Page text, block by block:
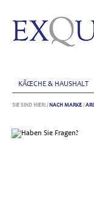
KÃŒCHE & HAUSHALT
SIE SIND HIER: / NACH MARKE /